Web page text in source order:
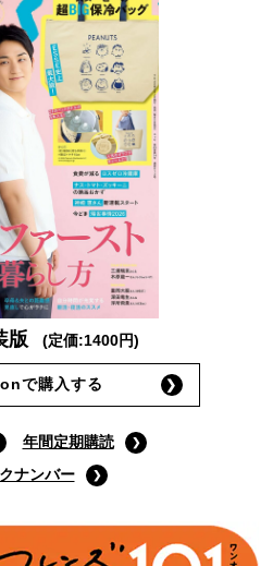
版 (定価:1400円)
で購入する
年間定期購読
ナンバー